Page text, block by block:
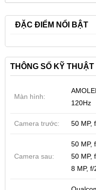
ĐẶC ĐIỂM NỔI BẬT
THÔNG SỐ KỸ THUẬT
Màn hình:
120Hz
Camera trước: 50 MP,
Camera sau:
50 MP,
50 MP,
8 MP,